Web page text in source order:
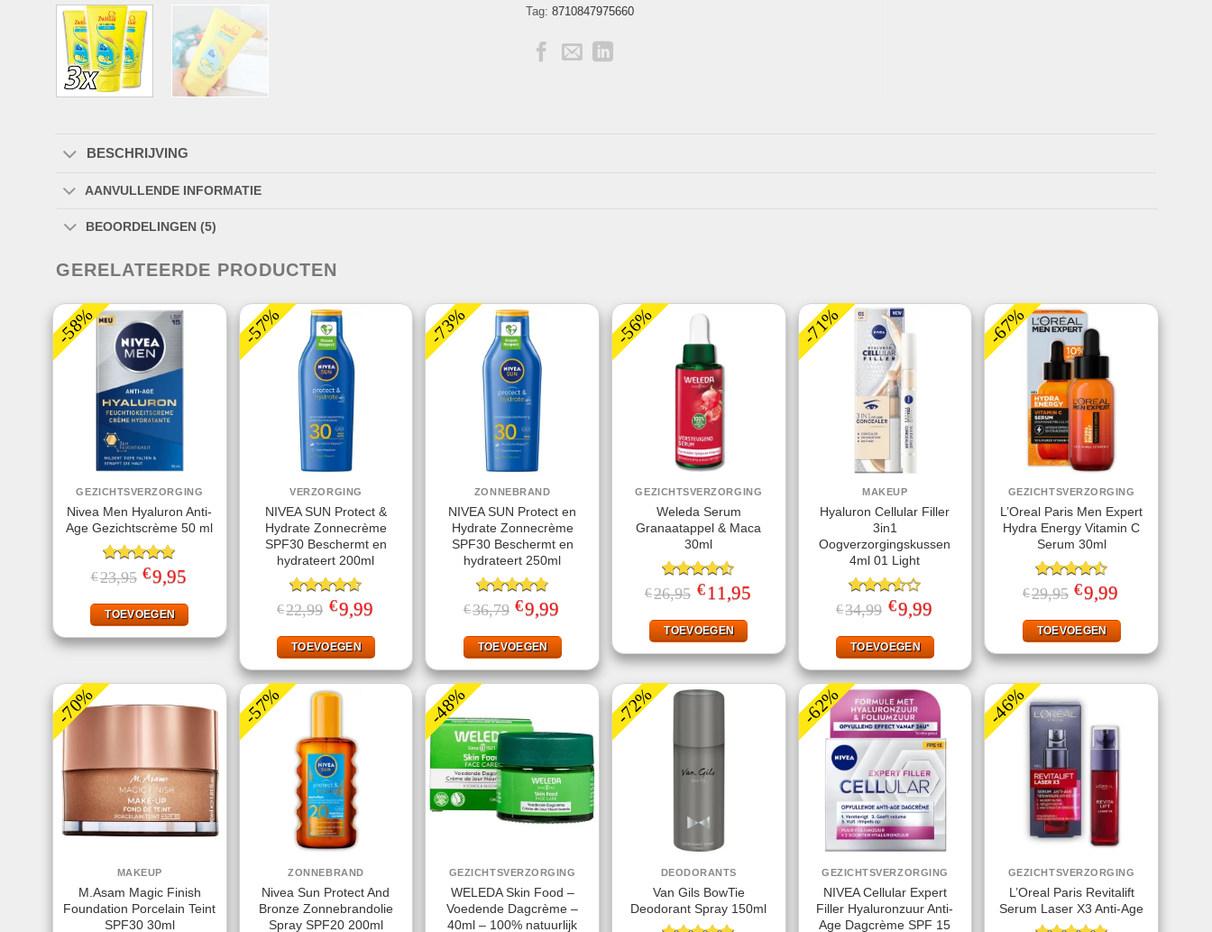
Tag: 8710847975660
BESCHRIJVING
AANVULLENDE INFORMATIE
BEOORDELINGEN (5)
GERELATEERDE PRODUCTEN
-58%
GEZICHTSVERZORGING
Nivea Men Hyaluron Anti-
Age Gezichtscrème 50 ml
Gewaardeerd
5.00 uit 5
€23,95 Oorspronkelijke
prijs
€23,95.
€9,95
€9,95.
TOEVOEGEN
-57%
VERZORGING
NIVEA SUN Protect &
Hydrate Zonnecrème
SPF30 Beschermt en
hydrateert 200ml
Gewaardeerd
4.56 uit 5
€22,99 Oorspronkelijke
prijs
€22,99.
€9,99Huidige
€9,99.
TOEVOEGEN
-73%
ZONNEBRAND
NIVEA SUN Protect en
Hydrate Zonnecrème
SPF30 Beschermt en
hydrateert 250ml
Gewaardeerd
4.78 uit 5
€36,79 Oorspronkelijke
prijs
€36,79.
€9,99
€9,99.
TOEVOEGEN
-56%
GEZICHTSVERZORGING
Weleda Serum
Granaatappel & Maca
30ml
Gewaardeerd
4.50uit 5
€26,95 Oorspronkelijke
prijs
€26,95.
€ 11,95prijs
TOEVOEGEN
-71%
MAKEUP
Hyaluron Cellular Filler
3in1
Oogverzorgingskussen
4ml 01 Light
Gewaardeerd
3.50 uit
5
€34,99 Oorspronkelijke
prijs
€34,99.
€9,99Huidige
€9,99.
TOEVOEGEN
-67%
GEZICHTSVERZORGING
L’Oreal Paris Men Expert
Hydra Energy Vitamin C
Serum 30ml
Gewaardeerd
4.50 uit 5
€29,95 Oorspronkelijke
prijs
€29,95.
€9,99
€9,99.
TOEVOEGEN
-70%
MAKEUP
M.Asam Magic Finish
Foundation Porcelain Teint
SPF30 30ml
-57%
ZONNEBRAND
Nivea Sun Protect And
Bronze Zonnebrandolie
Spray SPF20 200ml
-48%
GEZICHTSVERZORGING
WELEDA Skin Food –
Voedende Dagcrème –
40ml – 100% natuurlijk
-72%
DEODORANTS
Van Gils BowTie
Deodorant Spray 150ml
-62%
GEZICHTSVERZORGING
NIVEA Cellular Expert
Filler Hyaluronzuur Anti-
Age Dagcrème SPF 15
-46%
GEZICHTSVERZORGING
L’Oreal Paris Revitalift
Serum Laser X3 Anti-Age